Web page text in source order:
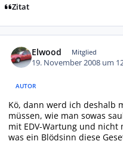
Zitat
Elwood Mitglied
19. November 2008 um
AUTOR
Kö, dann werd ich deshalb
müssen, wie man sowas
mit EDV-Wartung und nicht
was ein Blödsinn diese